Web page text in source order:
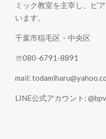
ミック教室を主宰し、ピ
います。
千葉市稲毛区・中央区
☏080-6791-8891
mail:
LINE公式アカウント: